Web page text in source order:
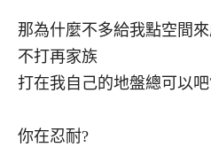
那為什麼不多給我點空間
不打再家族
打在我自己的地盤總可以吧
你在忍耐?